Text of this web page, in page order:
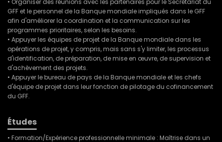
• Organiser des réunions avec les partenaires pour le Secrétariat du
GFF et le personnel de la Banque mondiale impliqués dans le GFF
afin d'améliorer la coordination et la communication sur les
programmes prioritaires, selon les besoins.
• Appuyer les équipes de projet de la Banque mondiale dans les
opérations de projet, y compris, mais sans s'y limiter, les processus
d'identification, de préparation, de mise en œuvre, de supervision et
d'achèvement des projets.
• Appuyer le bureau de pays de la Banque mondiale et les chefs
d'équipe de projet dans leur fonction de pilotage du cofinancement
du GFF.
Études
• Formation/Expérience professionnelle minimale : Maîtrise dans un